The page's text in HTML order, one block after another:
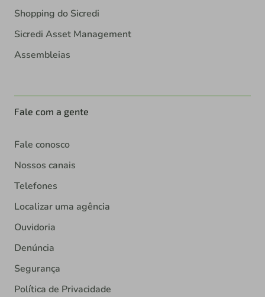
Shopping do Sicredi
Sicredi Asset Management
Assembleias
Fale com a gente
Fale conosco
Nossos canais
Telefones
Localizar uma agência
Ouvidoria
Denúncia
Segurança
Política de Privacidade